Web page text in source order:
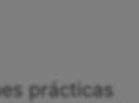
prácticas